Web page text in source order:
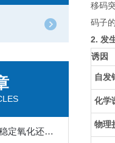
MDH1 K298 琥珀酰化稳定氧化还原稳态对抗缺血再灌注损伤心肌铁死亡
移码
码子
2. 发
诱因
自发
化学
物理